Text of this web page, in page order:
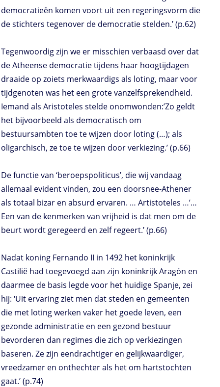
democratieën komen voort uit een regeringsvorm die
de stichters tegenover de democratie stelden.’ (p.62)
Tegenwoordig zijn we er misschien verbaasd over dat
de Atheense democratie tijdens haar hoogtijdagen
draaide op zoiets merkwaardigs als loting, maar voor
tijdgenoten was het een grote vanzelfsprekendheid.
Iemand als Aristoteles stelde onomwonden:’Zo geldt
het bijvoorbeeld als democratisch om
bestuursambten toe te wijzen door loting (…); als
oligarchisch, ze toe te wijzen door verkiezing.’ (p.66)
De functie van ‘beroepspoliticus’, die wij vandaag
allemaal evident vinden, zou een doorsnee-Athener
als totaal bizar en absurd ervaren. … Artistoteles …’…
Een van de kenmerken van vrijheid is dat men om de
beurt wordt geregeerd en zelf regeert.’ (p.66)
Nadat koning Fernando II in 1492 het koninkrijk
Castilië had toegevoegd aan zijn koninkrijk Aragón en
daarmee de basis legde voor het huidige Spanje, zei
hij: ‘Uit ervaring ziet men dat steden en gemeenten
die met loting werken vaker het goede leven, een
gezonde administratie en een gezond bestuur
bevorderen dan regimes die zich op verkiezingen
baseren. Ze zijn eendrachtiger en gelijkwaardiger,
vreedzamer en onthechter als het om hartstochten
gaat.’ (p.74)